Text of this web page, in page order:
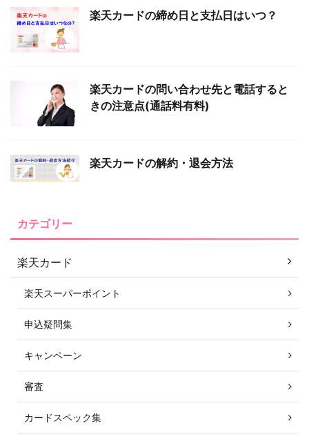
楽天カードの締め日と支払日はいつ？
楽天カードの問い合わせ先と電話すると
きの注意点(通話料有料)
楽天カードの解約・退会方法
カテゴリー
楽天カード
楽天スーパーポイント
申込疑問集
キャンペーン
審査
カードスペック集